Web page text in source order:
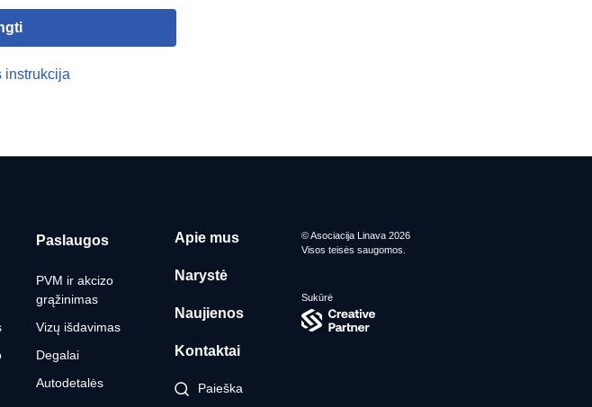
instrukcija
Paslaugos
PVM ir akcizo
grąžinimas
Vizų išdavimas
Degalai
Autodetalės
Apie mus
Narystė
Naujienos
Kontaktai
Paieška
© Asociacija Linava 2026
Visos teisės saugomos.
Sukūrė